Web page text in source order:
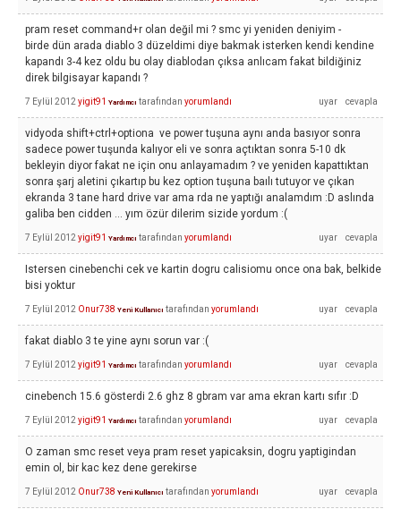
pram reset command+r olan değil mi ? smc yi yeniden deniyim -
birde dün arada diablo 3 düzeldimi diye bakmak isterken kendi kendine
kapandı 3-4 kez oldu bu olay diablodan çıksa anlıcam fakat bildiğiniz
direk bilgisayar kapandı ?
7 Eylül 2012yigit91 Yardımcı tarafından yorumlandı
vidyoda shift+ctrl+optiona ve power tuşuna aynı anda basıyor sonra
sadece power tuşunda kalıyor eli ve sonra açtıktan sonra 5-10 dk
bekleyin diyor fakat ne için onu anlayamadım ? ve yeniden kapattıktan
sonra şarj aletini çıkartıp bu kez option tuşuna baılı tutuyor ve çıkan
ekranda 3 tane hard drive var ama rda ne yaptığı analamdım :D aslında
galiba ben cidden ... yım özür dilerim sizide yordum :(
7 Eylül 2012yigit91 Yardımcı tarafından yorumlandı
Istersen cinebenchi cek ve kartin dogru calisiomu once ona bak, belkide
bisi yoktur
7 Eylül 2012 Onur738 Yeni Kullanıcı tarafından yorumlandı
fakat diablo 3 te yine aynı sorun var :(
7 Eylül 2012yigit91 Yardımcı tarafından yorumlandı
cinebench 15.6 gösterdi 2.6 ghz 8 gbram var ama ekran kartı sıfır :D
7 Eylül 2012yigit91 Yardımcı tarafından yorumlandı
O zaman smc reset veya pram reset yapicaksin, dogru yaptigindan
emin ol, bir kac kez dene gerekirse
7 Eylül 2012 Onur738 Yeni Kullanıcı tarafından yorumlandı